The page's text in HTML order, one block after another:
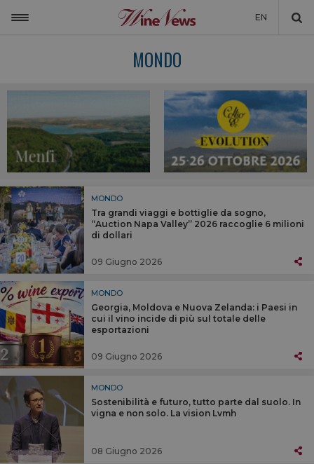
EN
NON SOLO VINO
NEWSLETTER
LA CANTINA DI WINENEWS
WINENEWS TV
MONDO
MONDO
Tra grandi viaggi e bottiglie da sogno,
“Auction Napa Valley” 2026 raccoglie 6 milioni
di dollari
09 Giugno 2026
MONDO
Georgia, Moldova e Nuova Zelanda: i Paesi in
cui il vino incide di più sul totale delle
esportazioni
09 Giugno 2026
MONDO
Sostenibilità e futuro, tutto parte dal suolo. In
vigna e non solo. La vision Lvmh
08 Giugno 2026